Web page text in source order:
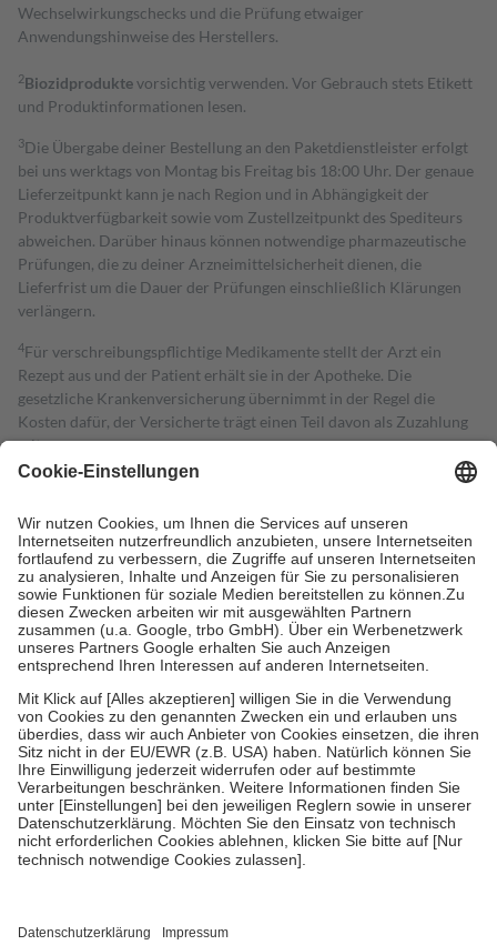
Wechselwirkungschecks und die Prüfung etwaiger
Anwendungshinweise des Herstellers.
2Biozidproduktevorsichtig verwenden. Vor Gebrauch stets Etikett
und Produktinformationen lesen.
3Die Übergabe deiner Bestellung an den Paketdienstleister erfolgt
bei uns werktags von Montag bis Freitag bis 18:00 Uhr. Der genaue
Lieferzeitpunkt kann je nach Region und in Abhängigkeit der
Produktverfügbarkeit sowie vom Zustellzeitpunkt des Spediteurs
abweichen. Darüber hinaus können notwendige pharmazeutische
Prüfungen, die zu deiner Arzneimittelsicherheit dienen, die
Lieferfrist um die Dauer der Prüfungen einschließlich Klärungen
verlängern.
4Für verschreibungspflichtige Medikamente stellt der Arzt ein
Rezept aus und der Patient erhält sie in der Apotheke. Die
gesetzliche Krankenversicherung übernimmt in der Regel die
Kosten dafür, der Versicherte trägt einen Teil davon als Zuzahlung
mit.
Grundsätzlich leisten Mitglieder Zuzahlungen in Höhe von zehn
höchstens zehn Euro.
Es sind jedoch nie mehr als die tatsächlichen
Kosten der Leistung zu entrichten.
Diese Regeln gelten grundsätzlich auch für Online-Apotheken.
Bei Heilmitteln und häuslicher Krankenpflege beträgt die
Zuzahlung zehn Prozent der Kosten sowie zehn Euro je
Verordnung.
Um das Engagement der Versicherten für ihre eigene Gesundheit zu
stärken und die besondere Stellung der Familie zu unterstützen,
fallenkeine Zuzahlungenan bei:
• Kindern und Jugendlichen bis zum vollendeten 18. Lebensjahr
mit Ausnahme der Fahrkosten
• Untersuchungen zur Vorsorge und Früherkennung, die von der
GKV getragen werden
• empfohlenen Schutzimpfungen
• Harn- und Blutteststreifen
getroffen, um sicherzustellen, dass es sich um echte Bewertungen